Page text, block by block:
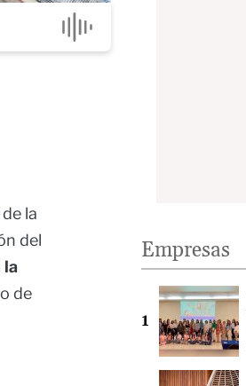
la
del
la
de
Empresas